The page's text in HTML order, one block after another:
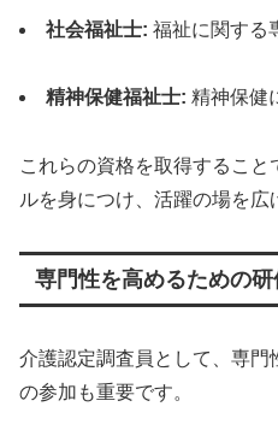
社会福祉士: 福祉に関する
精神保健福祉士: 精神保健
これらの資格を取得するこ
ルを身につけ、活躍の場を広
専門性を高めるための研
介護認定調査員として、専
の参加も重要です。